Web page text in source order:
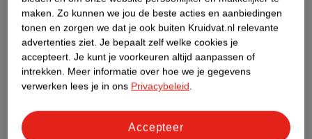
Productinformatie
Nature Impact Score
Dit product heeft (nog) geen Nature
Impact Score.
maken. Zo kunnen we jou de beste acties en aanbiedingen
tonen en zorgen we dat je ook buiten Kruidvat.nl relevante
advertenties ziet. Je bepaalt zelf welke cookies je
accepteert. Je kunt je voorkeuren altijd aanpassen of
intrekken. Meer informatie over hoe we je gegevens
verwerken lees je in ons Privacybeleid.
Accepteer